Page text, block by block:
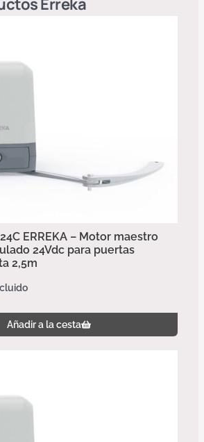
Erreka
ERREKA – Motor maestro
24Vdc para puertas
2,5m
Añadir a la cesta